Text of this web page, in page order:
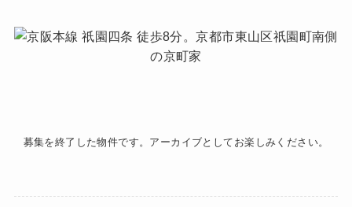
募集を終了した物件です。アーカイブとしてお楽しみください。